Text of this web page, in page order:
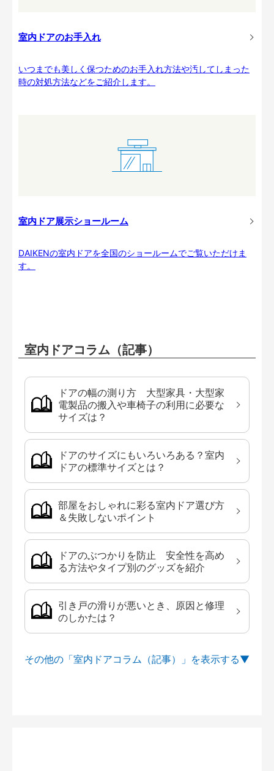
室内ドアのお手入れ
いつまでも美しく保つためのお手入れ方法や汚してしまった
時の対処方法などをご紹介します。
室内ドア展示ショールーム
DAIKENの室内ドアを全国のショールームでご覧いただけま
す。
室内ドアコラム（記事）
ドアの幅の測り方 大型家具・大型家
電製品の搬入や車椅子の利用に必要な
サイズは？
ドアのサイズにもいろいろある？室内
ドアの標準サイズとは？
部屋をおしゃれに彩る室内ドア選び方
＆失敗しないポイント
ドアのぶつかりを防止 安全性を高め
る方法やタイプ別のグッズを紹介
引き戸の滑りが悪いとき、原因と修理
のしかたは？
その他の「室内ドアコラム（記事）」を